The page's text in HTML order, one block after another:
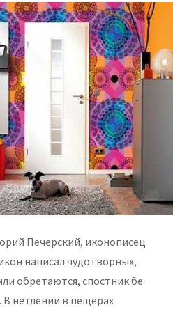
Печерский, иконописец
написал чудотворных,
обретаются, спостник бе
нетлении в пещерах